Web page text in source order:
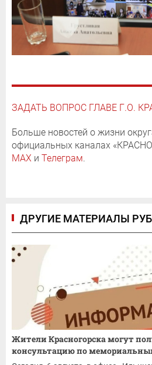
ЗАДАТЬ ВОПРОС ГЛАВЕ Г.О.
Больше новостей о жизни
официальных каналах
MAX и Телеграм.
ДРУГИЕ МАТЕРИАЛЫ
Жители Красногорска могут
консультацию по